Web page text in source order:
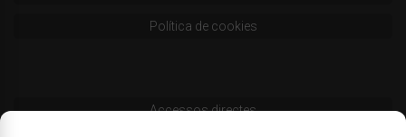
Política de cookies
Accessos directes